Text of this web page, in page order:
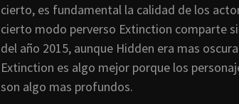
cierto, es fundamental la calidad de los
cierto modo perverso Extinction comparte
del año 2015, aunque Hidden era mas
Extinction es algo mejor porque los
son algo mas profundos.